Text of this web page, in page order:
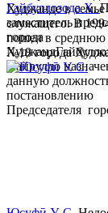
Гайбуллозода Х.
заместитель
города
Хайрулло
данную
постановлению
Председателя
Худжанде в семье
служащего. В
пошел в среднюю
№18 города